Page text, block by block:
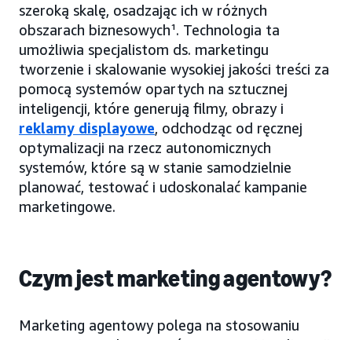
szeroką skalę, osadzając ich w różnych
obszarach biznesowych¹. Technologia ta
umożliwia specjalistom ds. marketingu
tworzenie i skalowanie wysokiej jakości treści za
pomocą systemów opartych na sztucznej
inteligencji, które generują filmy, obrazy i
reklamy displayowe, odchodząc od ręcznej
optymalizacji na rzecz autonomicznych
systemów, które są w stanie samodzielnie
planować, testować i udoskonalać kampanie
marketingowe.
Czym jest marketing agentowy?
Marketing agentowy polega na stosowaniu